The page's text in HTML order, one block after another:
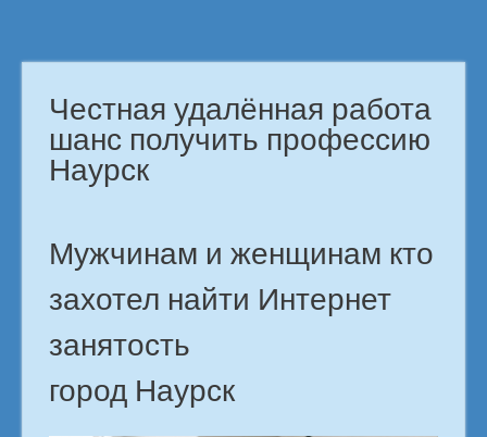
Честная удалённая работа
шанс получить профессию
Наурск
Мужчинам и женщинам кто
захотел найти Интернет
занятость
город Наурск